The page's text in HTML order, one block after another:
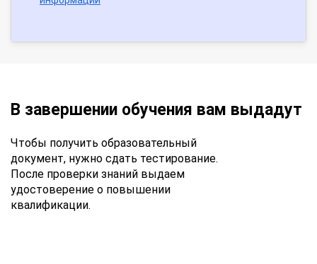
В завершении обучения вам выдадут
Чтобы получить образовательный
документ, нужно сдать тестирование.
После проверки знаний выдаем
удостоверение о повышении
квалификации.